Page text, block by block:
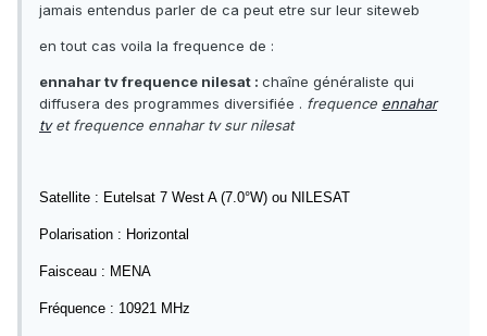
jamais entendus parler de ca peut etre sur leur siteweb
en tout cas voila la frequence de :
ennahar tv frequence nilesat : chaîne généraliste qui
diffusera des programmes diversifiée . frequence ennahar
tvet frequence ennahar tv sur nilesat
Satellite : Eutelsat 7 West A (7.0°W) ou NILESAT
Polarisation : Horizontal
Faisceau : MENA
Fréquence : 10921 MHz